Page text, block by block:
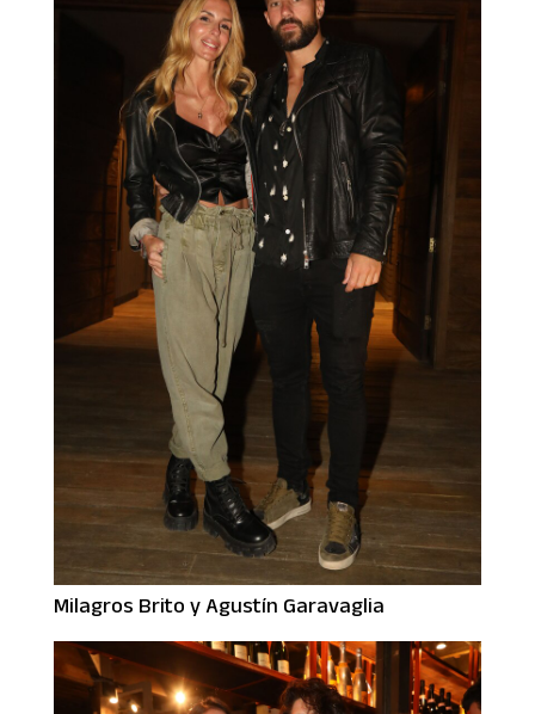
Milagros Brito y Agustín Garavaglia